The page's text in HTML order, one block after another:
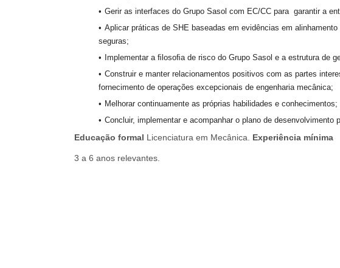
Gerir as interfaces do Grupo Sasol com EC/CC para garantir a
Aplicar práticas de SHE baseadas em evidências em
seguras;
Implementar a ﬁlosoﬁa de risco do Grupo Sasol e a estrutura de
Construir e manter relacionamentos positivos com as partes
fornecimento de operações excepcionais de engenharia mecânica;
Melhorar continuamente as próprias habilidades e conhecimentos;
Concluir, implementar e acompanhar o plano de
Educação formal Licenciatura em Mecânica. Experiência mínima
3 a 6 anos relevantes.